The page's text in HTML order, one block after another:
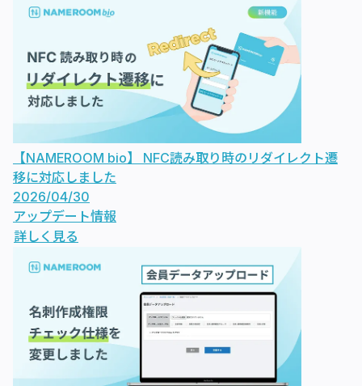
【NAMEROOM bio】 NFC読み取り時のリダイレクト遷
移に対応しました
2026/04/30
アップデート情報
詳しく見る